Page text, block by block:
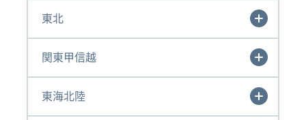
東北
関東甲信越
東海北陸